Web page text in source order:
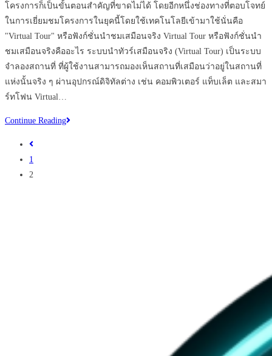
โครงการก็เป็นขั้นตอนสำคัญที่ขาดไม่ได้ โดยอีกหนึ่งช่องทางที่ตอบโจทย์
ในการเยี่ยมชมโครงการในยุคนี้โดยใช้เทคโนโลยีเข้ามาใช้นั่นคือ
"Virtual Tour" หรือฟังก์ชั่นนำชมเสมือนจริง Virtual Tour หรือฟังก์ชั่นนำ
ชมเสมือนจริงคืออะไร ระบบนำทัวร์เสมือนจริง (Virtual Tour) เป็นระบบ
จำลองสถานที่ ที่ผู้ใช้งานสามารถมองเห็นสถานที่เสมือนว่าอยู่ในสถานที่
แห่งนั้นจริง ๆ ผ่านอุปกรณ์ดิจิทัลต่าง เช่น คอมพิวเตอร์ แท็บเล็ต และสมา
ร์ทโฟน Virtual…
Continue ReadingVirtual
Go
to
the
1
2